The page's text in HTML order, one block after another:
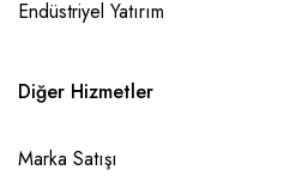
Endüstriyel Yatırım
Diğer Hizmetler
Marka Satışı